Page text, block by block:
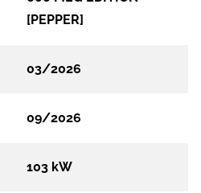
[PEPPER]
03/2026
09/2026
103 kW